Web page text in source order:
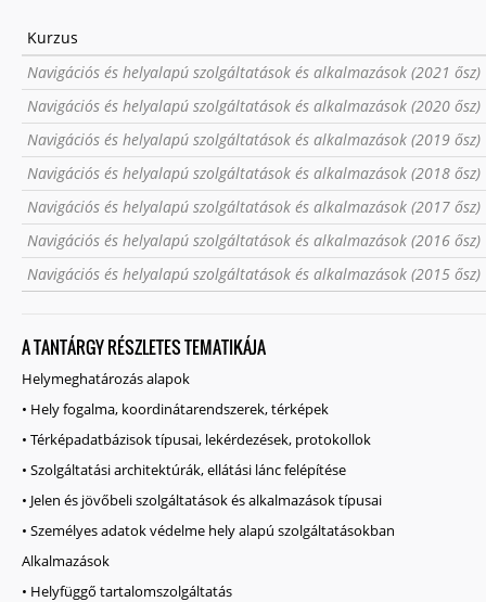
Kurzus
Navigációs és helyalapú szolgáltatások és alkalmazások (2021 ősz)
Navigációs és helyalapú szolgáltatások és alkalmazások (2020 ősz)
Navigációs és helyalapú szolgáltatások és alkalmazások (2019 ősz)
Navigációs és helyalapú szolgáltatások és alkalmazások (2018 ősz)
Navigációs és helyalapú szolgáltatások és alkalmazások (2017 ősz)
Navigációs és helyalapú szolgáltatások és alkalmazások (2016 ősz)
Navigációs és helyalapú szolgáltatások és alkalmazások (2015 ősz)
A TANTÁRGY RÉSZLETES TEMATIKÁJA
Helymeghatározás alapok
• Hely fogalma, koordinátarendszerek, térképek
• Térképadatbázisok típusai, lekérdezések, protokollok
• Szolgáltatási architektúrák, ellátási lánc felépítése
• Jelen és jövőbeli szolgáltatások és alkalmazások típusai
• Személyes adatok védelme hely alapú szolgáltatásokban
Alkalmazások
• Helyfüggő tartalomszolgáltatás